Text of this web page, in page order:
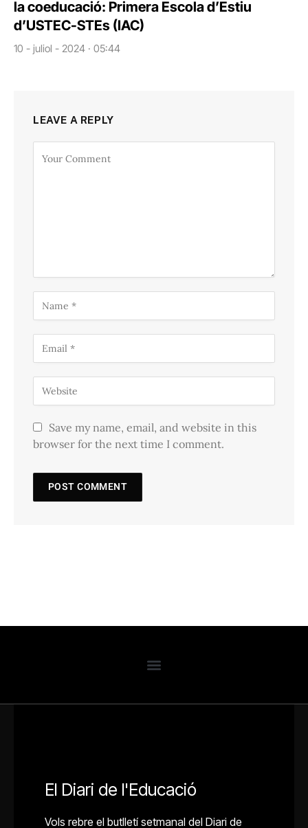
la coeducació: Primera Escola d’Estiu
d’USTEC-STEs (IAC)
10 - juliol - 2024 · 05:44
LEAVE A REPLY
Save my name, email, and website in this
browser for the next time I comment.